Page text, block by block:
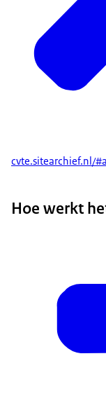
cvte.sitearchief.nl/
Hoe werkt